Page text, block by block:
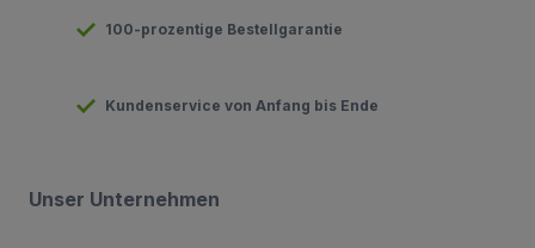
100-prozentige Bestellgarantie
Kundenservice von Anfang bis Ende
Unser Unternehmen